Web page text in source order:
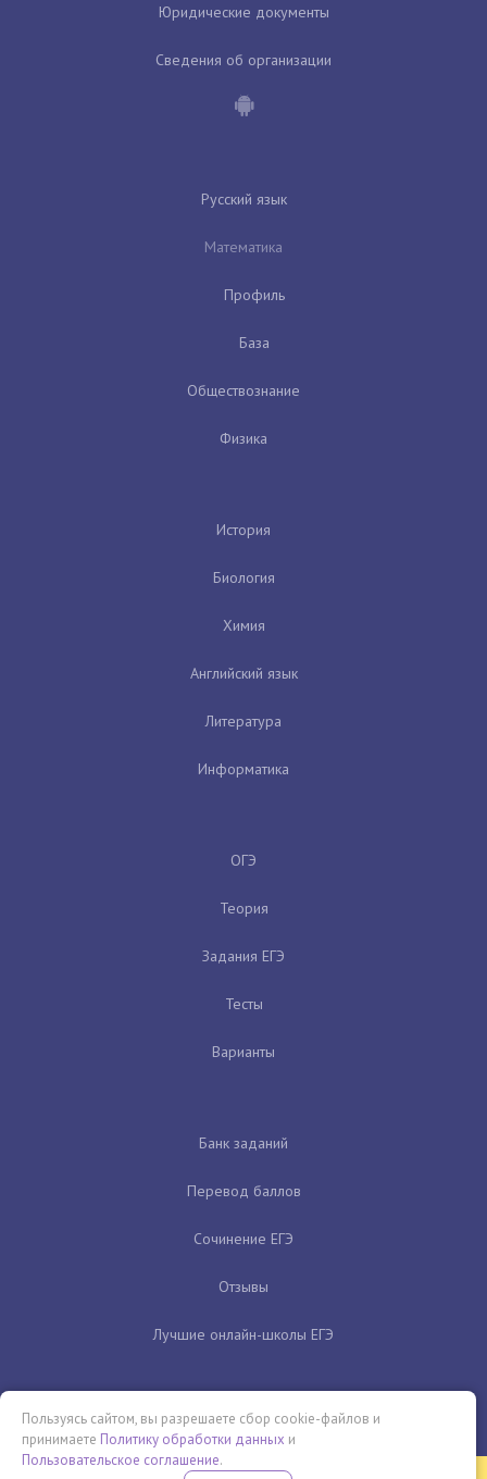
Юридические документы
Сведения об организации
Русский язык
Математика
Профиль
База
Обществознание
Физика
История
Биология
Химия
Английский язык
Литература
Информатика
ОГЭ
Теория
Задания ЕГЭ
Тесты
Варианты
Банк заданий
Перевод баллов
Сочинение ЕГЭ
Отзывы
Лучшие онлайн-школы ЕГЭ
Пользуясь сайтом, вы разрешаете сбор cookie-файлов и
принимаете Политику обработки данных и
Пользовательское соглашение.